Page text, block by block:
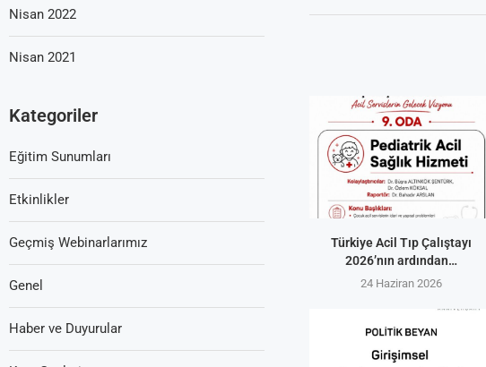
Türkiye Acil Tıp Çalıştayı
2026’nın ardından…
24 Haziran 2026
Nisan 2022
Nisan 2021
Kategoriler
Eğitim Sunumları
Etkinlikler
Geçmiş Webinarlarımız
Genel
Haber ve Duyurular